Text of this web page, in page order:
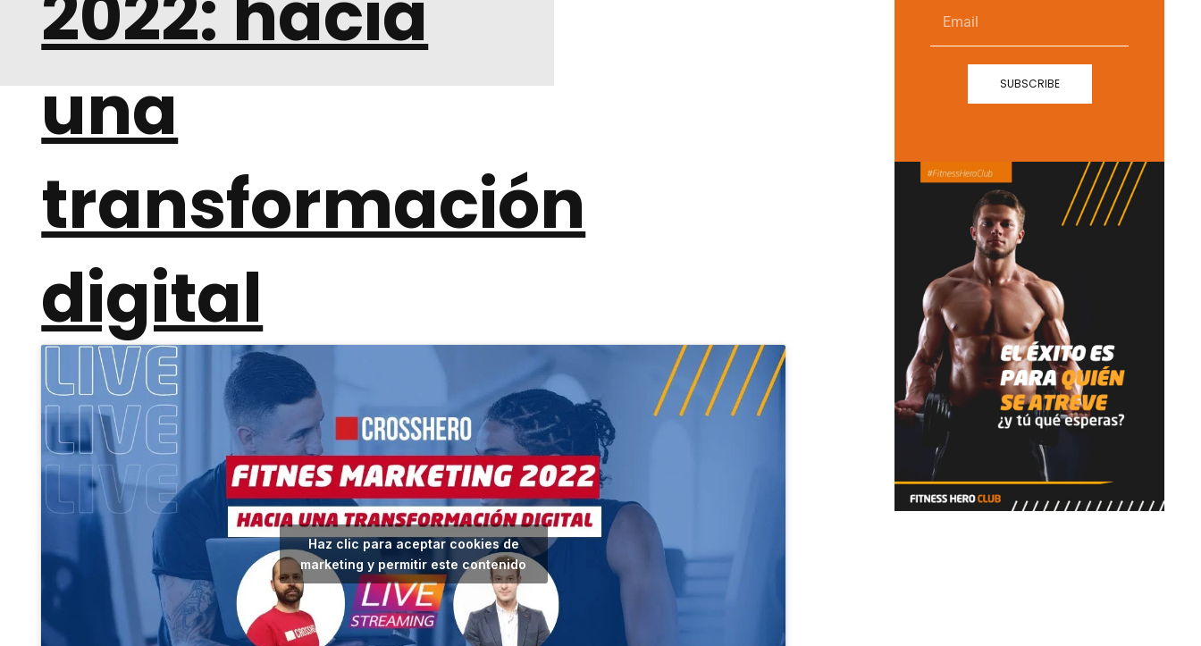
una
transformación
digital
Haz clic para aceptar cookies de
marketing y permitir este contenido
Email
SUBSCRIBE